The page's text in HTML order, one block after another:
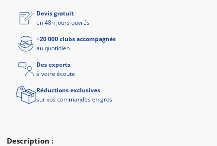
Description :
Devis gratuit
en 48h jours ouvrés
+20 000 clubs accompagnés
au quotidien
Des experts
à votre écoute
Réductions exclusives
sur vos commandes en gros